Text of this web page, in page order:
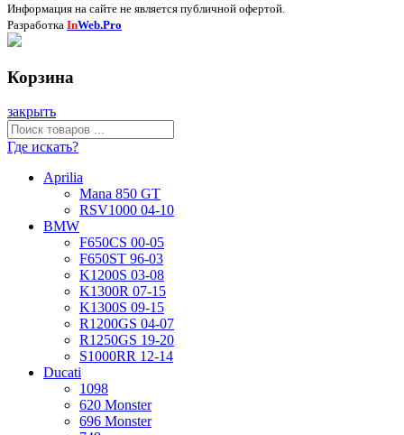
Информация на сайте не является публичной офертой.
Разработка InWeb.Pro
Корзина
закрыть
Где искать?
Aprilia
Mana 850 GT
RSV1000 04-10
BMW
F650CS 00-05
F650ST 96-03
K1200S 03-08
K1300R 07-15
K1300S 09-15
R1200GS 04-07
R1250GS 19-20
S1000RR 12-14
Ducati
1098
620 Monster
696 Monster